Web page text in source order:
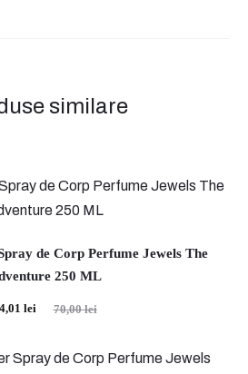
similare
de Corp Perfume Jewels The
250 ML
70,00lei
Prețul
a
lei